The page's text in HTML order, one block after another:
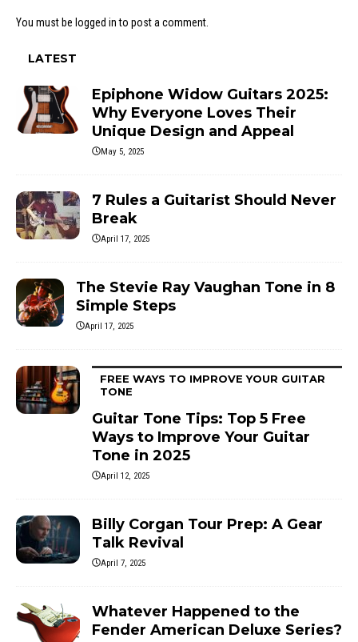
You must be logged into post a comment.
LATEST
Epiphone Widow Guitars 2025:
Why Everyone Loves Their
Unique Design and Appeal
May 5, 2025
7 Rules a Guitarist Should Never
Break
April 17, 2025
The Stevie Ray Vaughan Tone in 8
Simple Steps
April 17, 2025
FREE WAYS TO IMPROVE YOUR GUITAR
TONE
Guitar Tone Tips: Top 5 Free
Ways to Improve Your Guitar
Tone in 2025
April 12, 2025
Billy Corgan Tour Prep: A Gear
Talk Revival
April 7, 2025
Whatever Happened to the
Fender American Deluxe Series?